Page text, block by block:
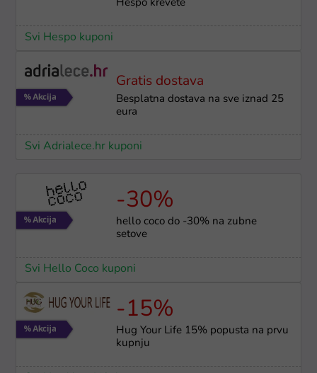
Hespo krevete
Svi Hespo kuponi
Gratis dostava
Besplatna dostava na sve iznad 25
eura
Svi Adrialece.hr kuponi
-30%
hello coco do -30% na zubne
setove
Svi Hello Coco kuponi
-15%
Hug Your Life 15% popusta na prvu
kupnju